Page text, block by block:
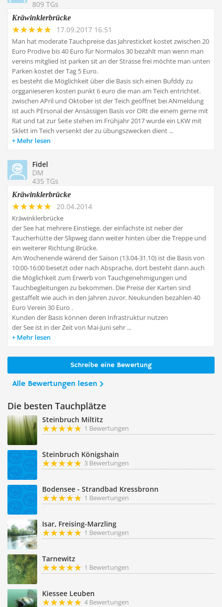
809 TGs
Kräwinklerbrücke
17.09.2017 16:51
Man hat moderate Tauchpreise das Jahresticket kostet zwischen 20
Euro Prodive bis 40 Euro für Normalos 30 bezahlt man wenn man
vereins mitglied ist parken sit an der Strasse frei möchte man unten
Parken kostet der Tag 5 Euro.
es besteht die Möglichkeit über die Basis sich einen Bufddy zu
orgganieseren kosten punkt 6 euro die man am Teich entrichtet.
zwischen APril und Oktober ist der Teich geöffnet bei ANmeldung
ist auch PErsonal der Ansässigen Basis vor ORt die einem gerne mit
Rat und tat zur Seite stehen im Frühjahr 2017 wurde ein LKW mit
Sklett im Teich versenkt der zu übungszwecken dient ...
Mehr lesen
Fidel
DM
435 TGs
Kräwinklerbrücke
20.04.2014
Kräwinklerbrücke
der See hat mehrere Einstiege, der einfachste ist neber der
Taucherhütte der Slipweg dann weiter hinten über die Treppe und
ein weiterer Richtung Brücke.
Am Wochenende wärend der Saison (13.04-31.10) ist die Basis von
10:00-16:00 besetzt oder nach Absprache, dort besteht dann auch
die Möglichkeit zum Erwerb von Tauchgenehmigungen und
Tauchbegleitungen zu bekommen. Die Preise der Karten sind
gestaffelt wie auch in den Jahren zuvor. Neukunden bezahlen 40
Euro Verein 30 Euro .
Kunden der Basis können deren Infrastruktur nutzen
der See ist in der Zeit von Mai-Juni sehr ...
Mehr lesen
Schreibe eine Bewertung
Alle Bewertungen lesen
Die besten Tauchplätze
Steinbruch Miltitz
1 Bewertungen
Steinbruch Königshain
3 Bewertungen
Bodensee - Strandbad Kressbronn
1 Bewertungen
Isar, Freising-Marzling
1 Bewertungen
Tarnewitz
1 Bewertungen
Kiessee Leuben
4 Bewertungen